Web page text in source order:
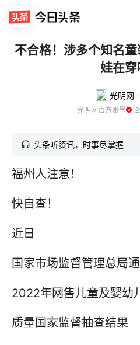
不合格！涉多个知名
娃在穿
光明网
光明网官方账号
头条听资讯，时事尽掌握
福州人注意！
快自查！
近日
国家市场监督管理总局
2022年网售儿童及婴幼
质量国家监督抽查结果